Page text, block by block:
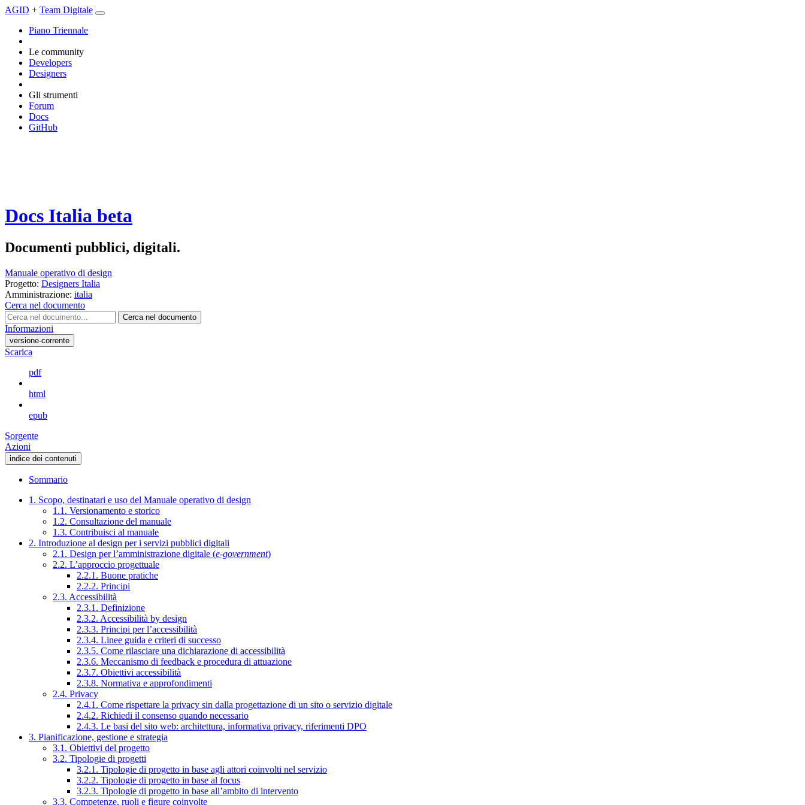
AGID + Team Digitale
Piano Triennale
Le community
Developers
Designers
Gli strumenti
Forum
Docs
GitHub
Docs Italia beta
Documenti pubblici, digitali.
Manuale operativo di design
Progetto: Designers Italia
Amministrazione: italia
Cerca nel documento
Cerca nel documento
Informazioni
versione-corrente
Scarica
pdf
html
epub
Sorgente
Azioni
indice dei contenuti
Sommario
1. Scopo, destinatari e uso del Manuale operativo di design
1.1. Versionamento e storico
1.2. Consultazione del manuale
1.3. Contribuisci al manuale
2. Introduzione al design per i servizi pubblici digitali
2.1. Design per l’amministrazione digitale (e-government)
2.2. L’approccio progettuale
2.2.1. Buone pratiche
2.2.2. Principi
2.3. Accessibilità
2.3.1. Definizione
2.3.2. Accessibilità by design
2.3.3. Principi per l’accessibilità
2.3.4. Linee guida e criteri di successo
2.3.5. Come rilasciare una dichiarazione di accessibilità
2.3.6. Meccanismo di feedback e procedura di attuazione
2.3.7. Obiettivi accessibilità
2.3.8. Normativa e approfondimenti
2.4. Privacy
2.4.1. Come rispettare la privacy sin dalla progettazione di un sito o servizio digitale
2.4.2. Richiedi il consenso quando necessario
2.4.3. Le basi del sito web: architettura, informativa privacy, riferimenti DPO
3. Pianificazione, gestione e strategia
3.1. Obiettivi del progetto
3.2. Tipologie di progetti
3.2.1. Tipologie di progetto in base agli attori coinvolti nel servizio
3.2.2. Tipologie di progetto in base al focus
3.2.3. Tipologie di progetto in base all’ambito di intervento
3.3. Competenze, ruoli e figure coinvolte